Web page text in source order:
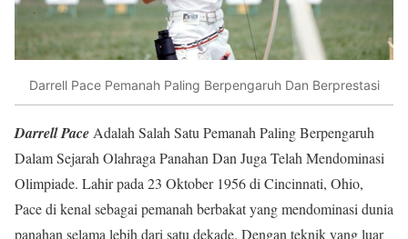
Darrell Pace Pemanah Paling Berpengaruh Dan Berprestasi
Darrell Pace Adalah Salah Satu Pemanah Paling Berpengaruh
Dalam Sejarah Olahraga Panahan Dan Juga Telah Mendominasi
Olimpiade. Lahir pada 23 Oktober 1956 di Cincinnati, Ohio,
Pace di kenal sebagai pemanah berbakat yang mendominasi dunia
panahan selama lebih dari satu dekade. Dengan teknik yang luar